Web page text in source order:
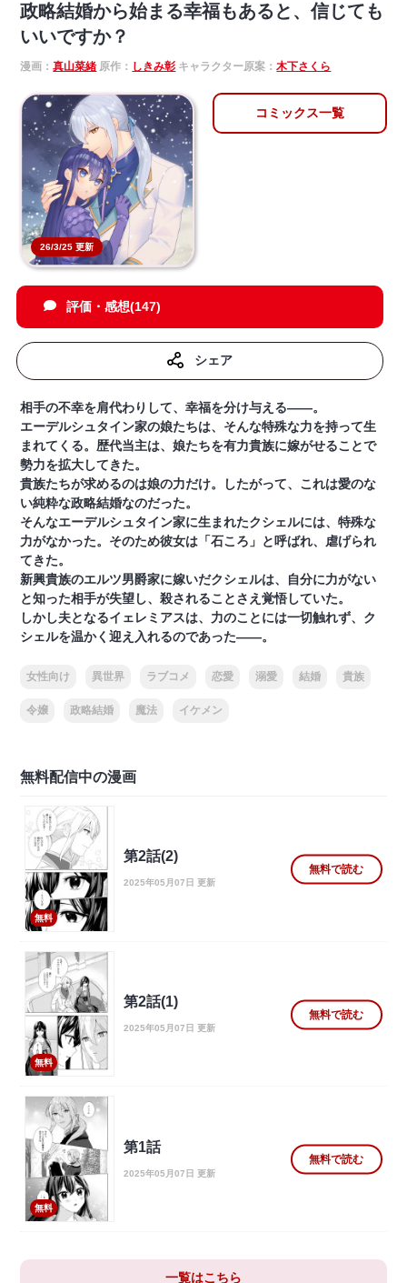
政略結婚から始まる幸福もあると、信じても
いいですか？
漫画：真山菜緒 原作： しきみ彰 キャラクター原案：木下さくら
26/3/25 更新
コミックス一覧
評価・感想(147)
シェア
相手の不幸を肩代わりして、幸福を分け与える――。
エーデルシュタイン家の娘たちは、そんな特殊な力を持って生
まれてくる。歴代当主は、娘たちを有力貴族に嫁がせることで
勢力を拡大してきた。
貴族たちが求めるのは娘の力だけ。したがって、これは愛のな
い純粋な政略結婚なのだった。
そんなエーデルシュタイン家に生まれたクシェルには、特殊な
力がなかった。そのため彼女は「石ころ」と呼ばれ、虐げられ
てきた。
新興貴族のエルツ男爵家に嫁いだクシェルは、自分に力がない
と知った相手が失望し、殺されることさえ覚悟していた。
しかし夫となるイェレミアスは、力のことには一切触れず、ク
シェルを温かく迎え入れるのであった――。
女性向け 異世界 ラブコメ 恋愛 溺愛 結婚 貴族
令嬢 政略結婚 魔法 イケメン
無料配信中の漫画
無料
第2話(2)
2025年05月07日 更新
無料で読む
無料
第2話(1)
2025年05月07日 更新
無料で読む
無料
第1話
2025年05月07日 更新
無料で読む
一覧はこちら